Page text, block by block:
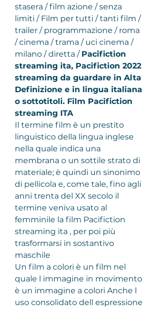
stasera / film azione / senza
limiti / Film per tutti / tanti film /
trailer / programmazione / roma
/ cinema / trama / uci cinema /
milano / diretta / Pacifiction
streaming ita, Pacifiction 2022
streaming da guardare in Alta
Definizione e in lingua italiana
o sottotitoli. Film Pacifiction
streaming ITA
Il termine film è un prestito
linguistico della lingua inglese
nella quale indica una
membrana o un sottile strato di
materiale; è quindi un sinonimo
di pellicola e, come tale, fino agli
anni trenta del XX secolo il
termine veniva usato al
femminile la film Pacifiction
streaming ita , per poi più
trasformarsi in sostantivo
maschile
Un film a colori è un film nel
quale l immagine in movimento
è un immagine a colori Anche l
uso consolidato dell espressione